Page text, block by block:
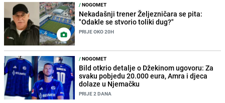
/NOGOMET
Nekadašnji trener Željezničara se pita:
"Odakle se stvorio toliki dug?"
PRIJE OKO 20H
/NOGOMET
Bild otkrio detalje o Džekinom ugovoru: Za
svaku pobjedu 20.000 eura, Amra i djeca
dolaze u Njemačku
PRIJE 2 DANA